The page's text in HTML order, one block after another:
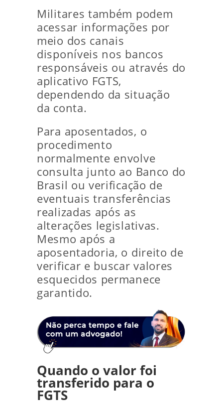
Militares também podem
acessar informações por
meio dos canais
disponíveis nos bancos
responsáveis ou através do
aplicativo FGTS,
dependendo da situação
da conta.
Para aposentados, o
procedimento
normalmente envolve
consulta junto ao Banco do
Brasil ou verificação de
eventuais transferências
realizadas após as
alterações legislativas.
Mesmo após a
aposentadoria, o direito de
verificar e buscar valores
esquecidos permanece
garantido.
Quando o valor foi
transferido para o
FGTS